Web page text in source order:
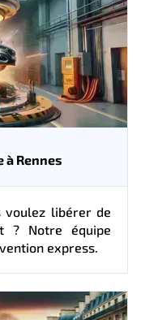
à Rennes
voulez libérer de
? Notre équipe
express.